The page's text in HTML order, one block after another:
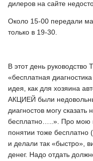
дилеров на сайте
Около 15-00 передали
только в 19-30.
В этот день
«бесплатная
идея, как для хозяина
АКЦИЕЙ были
диагностов могу
бесплатно…..». Про мою
понятии тоже бесплатно
и делали так «быстро»,
денег. Надо отдать